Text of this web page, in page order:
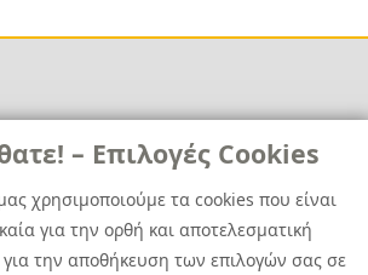
– Επιλογές Cookies
χρησιμοποιούμε τα cookies που είναι
για την ορθή και αποτελεσματική
για την αποθήκευση των επιλογών σας σε